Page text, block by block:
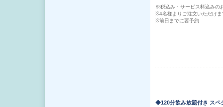
※税込み・サービス料込みの
※4名様よりご注文いただけま
※前日までに要予約
◆120分飲み放題付き スペ